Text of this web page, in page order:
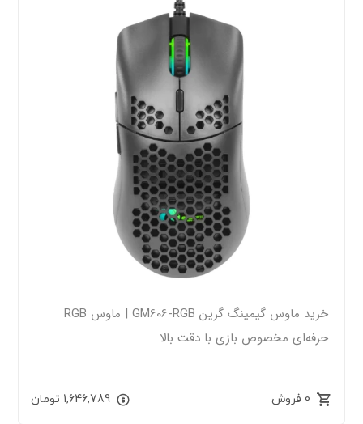
خرید ماوس گیمینگ گرین GM606-RGB | ماوس RGB
حرفه‌ای مخصوص بازی با دقت بالا
0 فروش 1,646,789 تومان